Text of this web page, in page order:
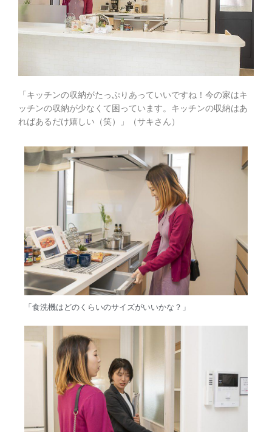
「キッチンの収納がたっぷりあっていいですね！今の家はキ
ッチンの収納が少なくて困っています。キッチンの収納はあ
ればあるだけ嬉しい（笑）」（サキさん）
「食洗機はどのくらいのサイズがいいかな？」